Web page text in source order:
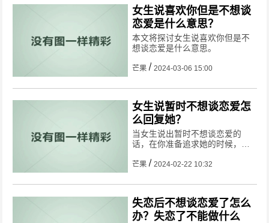
女生说喜欢你但是不想谈
恋爱是什么意思？
本文将探讨女生说喜欢你但是不
想谈恋爱是什么意思。
芒果 2024-03-06 15:00
女生说暂时不想谈恋爱怎
么回复她？
当女生说出暂时不想谈恋爱的
话，在你准备追求她的时候，可
助你更好地应对这种情况，下面
想谈恋爱的问题。
芒果 2024-02-22 10:32
失恋后不想谈恋爱了怎么
办？失恋了不能做什么